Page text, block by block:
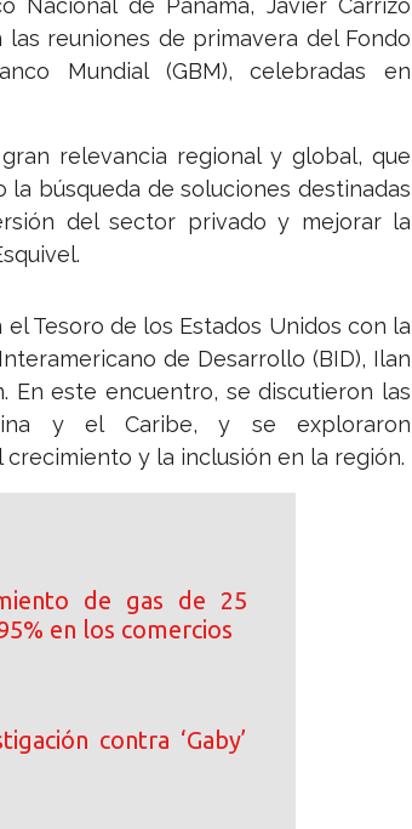
Nacional de Panamá, Javier Carrizo
reuniones de primavera del Fondo
Mundial (GBM), celebradas en
relevancia regional y global, que
búsqueda de soluciones destinadas
del sector privado y mejorar la
Tesoro de los Estados Unidos con la
de Desarrollo (BID), Ilan
En este encuentro, se discutieron las
y el Caribe, y se exploraron
y la inclusión en la región.
de gas de 25
en los comercios
contra ‘Gaby’